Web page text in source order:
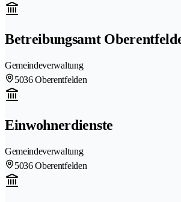
Betreibungsamt
Gemeindeverwaltung
5036 Oberentfelden
Einwohnerdienste
Gemeindeverwaltung
5036 Oberentfelden